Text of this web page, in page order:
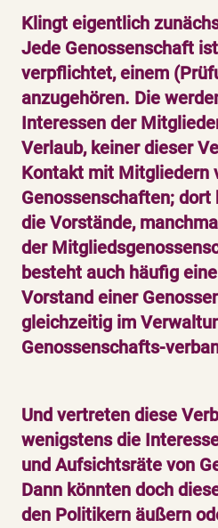
Klingt eigentlich
Jede Genossenschaft
verpflichtet, einem
anzugehören. Die
Interessen der
Verlaub, keiner dieser
Kontakt mit Mitgliedern
Genossenschaften;
die Vorstände,
der
besteht auch häufig
Vorstand einer
gleichzeitig im
Genossenschafts-
Und vertreten diese
wenigstens die
und Aufsichtsräte von
Dann könnten doch
den Politikern äußern